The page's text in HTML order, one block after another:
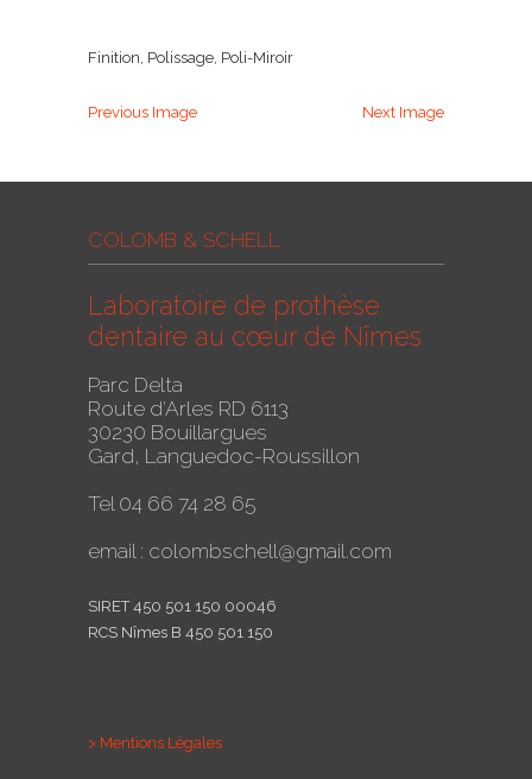
Finition, Polissage, Poli-Miroir
Previous Image Next Image
COLOMB & SCHELL
Laboratoire de prothèse
dentaire au cœur de Nîmes
Parc Delta
Route d'Arles RD 6113
30230 Bouillargues
Gard, Languedoc-Roussillon
Tel 04 66 74 28 65
email : colombschell@gmail.com
SIRET 450 501 150 00046
RCS Nîmes B 450 501 150
> Mentions Légales